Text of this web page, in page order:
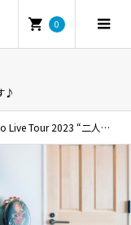
0
♪
公演・第二次先行予約】先行予約のお知らせ！